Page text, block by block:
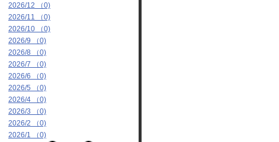
2026/12 （0)
2026/11 （0)
2026/10 （0)
2026/9 （0)
2026/8 （0)
2026/7 （0)
2026/6 （0)
2026/5 （0)
2026/4 （0)
2026/3 （0)
2026/2 （0)
2026/1 （0)